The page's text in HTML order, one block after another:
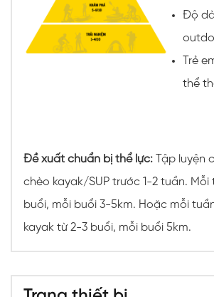
Độ
Trẻ
thể
Đề xuất chuẩn bị thể lực: Tập luyện
chèo kayak/SUP trước 1-2 tuần. Mỗi
buổi, mỗi buổi 3-5km. Hoặc mỗi
kayak từ 2-3 buổi, mỗi buổi 5km.